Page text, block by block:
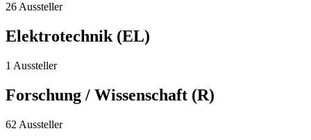
26 Aussteller
Elektrotechnik (EL)
1 Aussteller
Forschung / Wissenschaft (R)
62 Aussteller